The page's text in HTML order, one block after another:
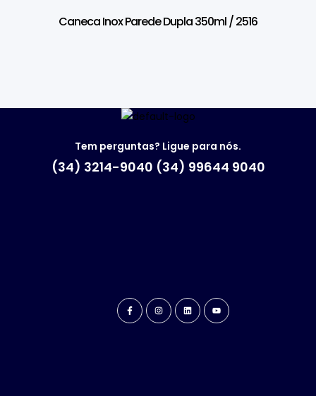
Caneca Inox Parede Dupla 350ml / 2516
Tem perguntas? Ligue para nós.
(34) 3214-9040 (34) 99644 9040